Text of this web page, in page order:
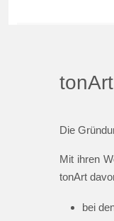
Die
Mit ihren
tonArt
bei